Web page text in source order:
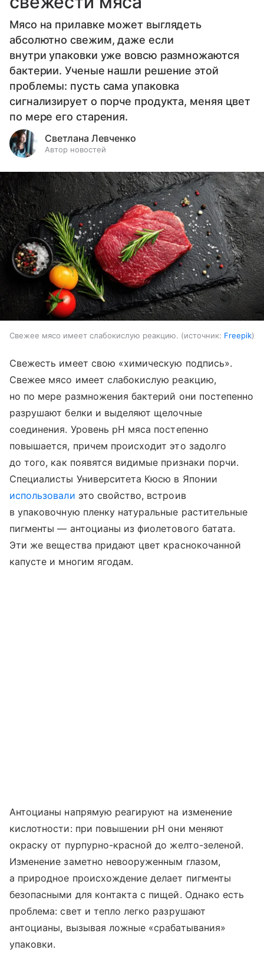
Мясо на прилавке может выглядеть
абсолютно свежим, даже если
внутри упаковки уже вовсю размножаются
бактерии. Ученые нашли решение этой
проблемы: пусть сама упаковка
сигнализирует о порче продукта, меняя цвет
по мере его старения.
Светлана Левченко
Автор новостей
Свежее мясо имеет слабокислую реакцию. источник: Freepik
Свежесть имеет свою «химическую подпись».
Свежее мясо имеет слабокислую реакцию,
но по мере размножения бактерий они постепенно
разрушают белки и выделяют щелочные
соединения. Уровень pH мяса постепенно
повышается, причем происходит это задолго
до того, как появятся видимые признаки порчи.
Специалисты Университета Кюсю в Японии
использовали это свойство, встроив
в упаковочную пленку натуральные растительные
пигменты — антоцианы из фиолетового батата.
Эти же вещества придают цвет краснокочанной
капусте и многим ягодам.
Антоцианы напрямую реагируют на изменение
кислотности: при повышении pH они меняют
окраску от пурпурно-красной до желто-зеленой.
Изменение заметно невооруженным глазом,
а природное происхождение делает пигменты
безопасными для контакта с пищей. Однако есть
проблема: свет и тепло легко разрушают
антоцианы, вызывая ложные «срабатывания»
упаковки.